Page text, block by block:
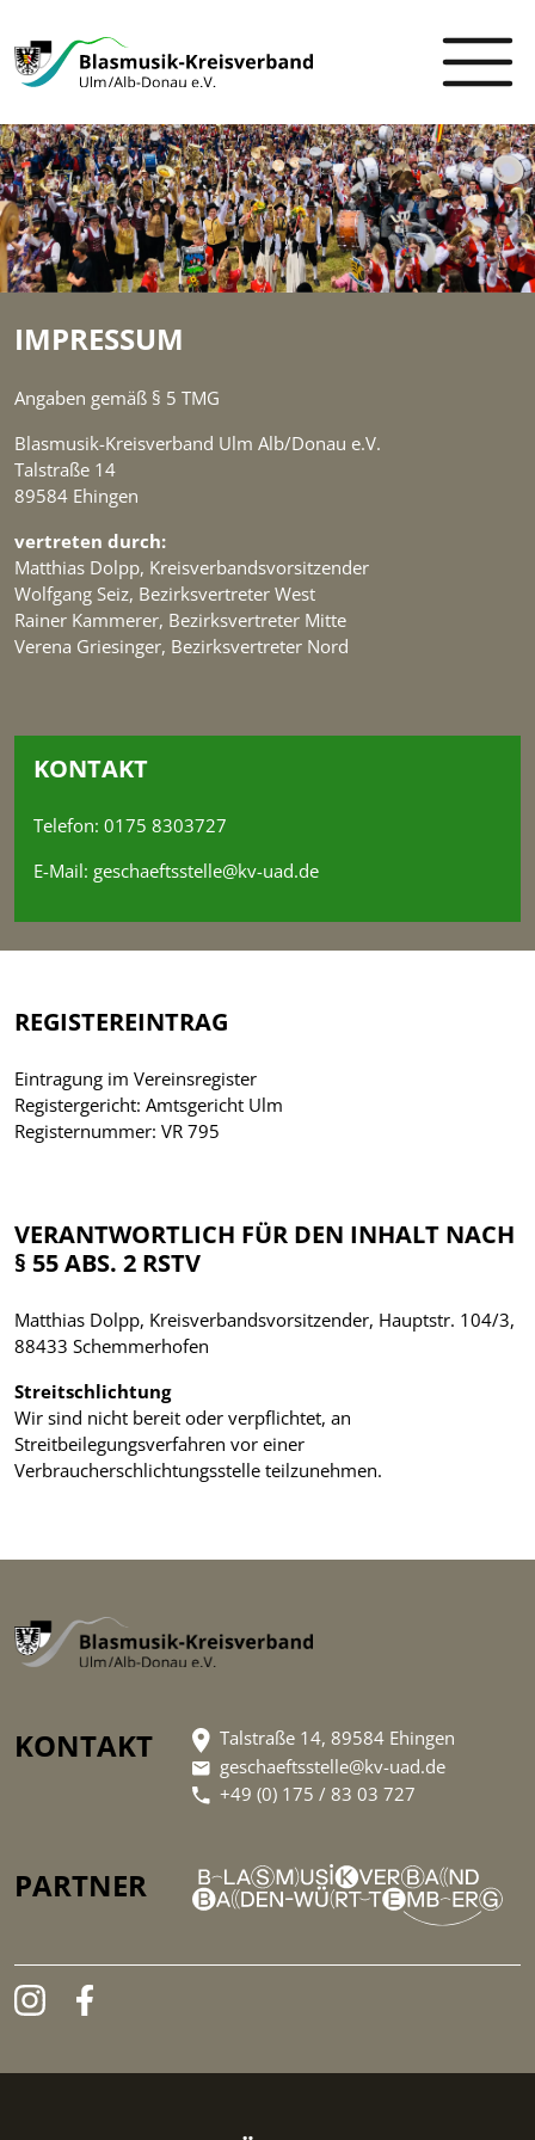
IMPRESSUM
Angaben gemäß § 5 TMG
Blasmusik-Kreisverband Ulm Alb/Donau e.V.
Talstraße 14
89584 Ehingen
vertreten durch:
Matthias Dolpp, Kreisverbandsvorsitzender
Wolfgang Seiz, Bezirksvertreter West
Rainer Kammerer, Bezirksvertreter Mitte
Verena Griesinger, Bezirksvertreter Nord
KONTAKT
Telefon: 0175 8303727
E-Mail: geschaeftsstelle@kv-uad.de
REGISTEREINTRAG
Eintragung im Vereinsregister
Registergericht: Amtsgericht Ulm
Registernummer: VR 795
VERANTWORTLICH FÜR DEN INHALT NACH
§ 55 ABS. 2 RSTV
Matthias Dolpp, Kreisverbandsvorsitzender, Hauptstr. 104/3,
88433 Schemmerhofen
Streitschlichtung
Wir sind nicht bereit oder verpflichtet, an
Streitbeilegungsverfahren vor einer
Verbraucherschlichtungsstelle teilzunehmen.
KONTAKT
Talstraße 14, 89584 Ehingen
geschaeftsstelle@kv-uad.de
+49 (0) 175 / 83 03 727
PARTNER